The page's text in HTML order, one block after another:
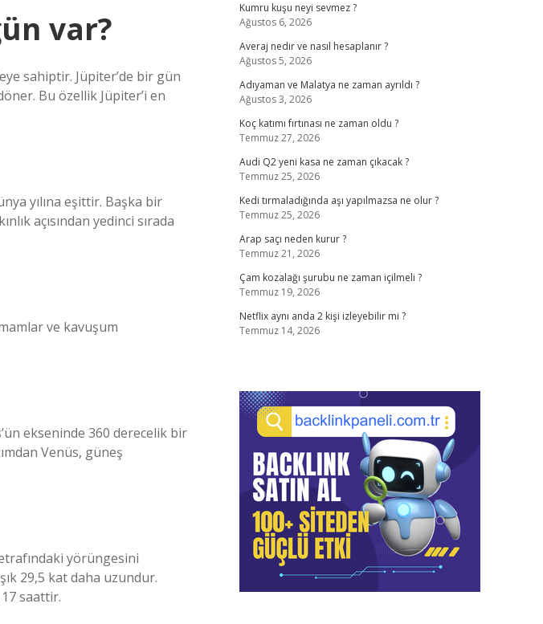
var?
sahiptir. Jüpiter’de bir gün
Bu özellik Jüpiter’i en
yılına eşittir. Başka bir
açısından yedinci sırada
ve kavuşum
ekseninde 360 ​​derecelik bir
Venüs, güneş
yörüngesini
29,5 kat daha uzundur.
saattir.
Kumru kuşu neyi sevmez ?
Ağustos 6, 2026
Averaj nedir ve nasıl hesaplanır ?
Ağustos 5, 2026
Adıyaman ve Malatya ne zaman ayrıldı ?
Ağustos 3, 2026
Koç katımı fırtınası ne zaman oldu ?
Temmuz 27, 2026
Audi Q2 yeni kasa ne zaman çıkacak ?
Temmuz 25, 2026
Kedi tırmaladığında aşı yapılmazsa ne olur ?
Temmuz 25, 2026
Arap saçı neden kurur ?
Temmuz 21, 2026
Çam kozalağı şurubu ne zaman içilmeli ?
Temmuz 19, 2026
Netflix aynı anda 2 kişi izleyebilir mi ?
Temmuz 14, 2026